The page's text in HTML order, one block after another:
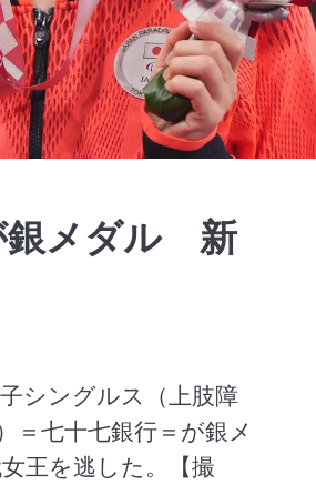
Video
銀メダル 新
シングルス（上肢障
＝七十七銀行＝が銀メ
王を逃した。【撮